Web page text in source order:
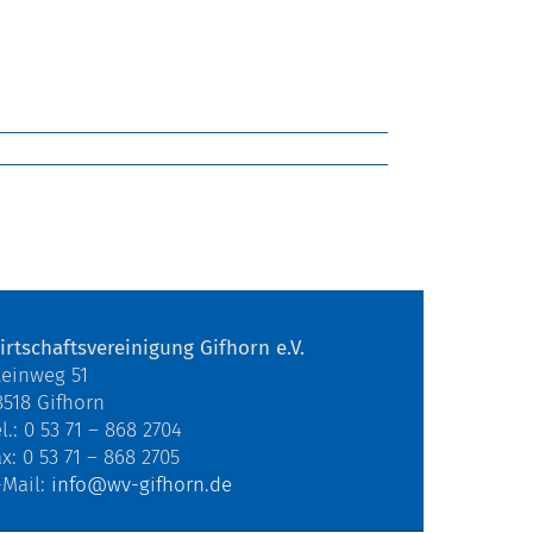
Gifhorn e.V.
51
Gifhorn
0 53 71 – 868 2704
0 53 71 – 868 2705
info@wv-gifhorn.de